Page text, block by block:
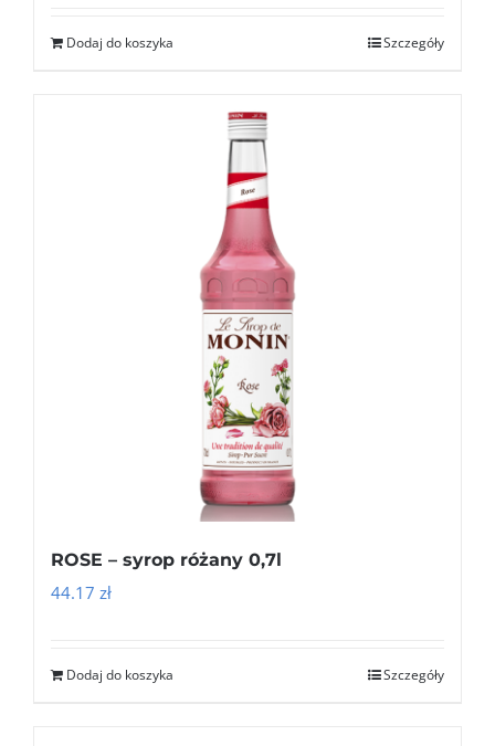
Dodaj do koszyka Szczegóły
ROSE – syrop różany 0,7l
44.17 zł
Dodaj do koszyka Szczegóły